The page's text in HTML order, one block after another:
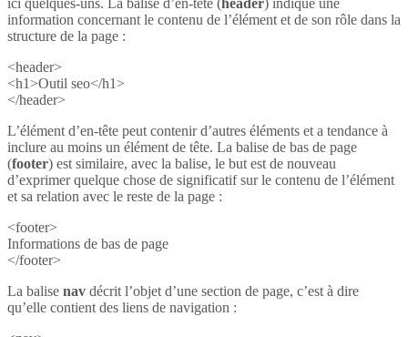
ici quelques-uns. La balise d’en-tête (header) indique une
information concernant le contenu de l’élément et de son rôle dans la
structure de la page :
<header>
<h1>Outil seo</h1>
</header>
L’élément d’en-tête peut contenir d’autres éléments et a tendance à
inclure au moins un élément de tête. La balise de bas de page
(footer) est similaire, avec la balise, le but est de nouveau
d’exprimer quelque chose de significatif sur le contenu de l’élément
et sa relation avec le reste de la page :
<footer>
Informations de bas de page
</footer>
La balise nav décrit l’objet d’une section de page, c’est à dire
qu’elle contient des liens de navigation :